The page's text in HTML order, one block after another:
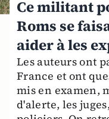
Ce militant
Roms se
aider à les
Les auteurs ont
France et ont
mis en examen,
d'alerte, les